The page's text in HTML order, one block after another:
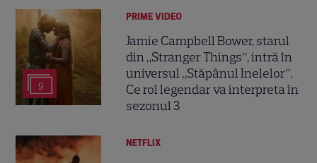
9
PRIME VIDEO
Jamie Campbell Bower, starul
din „Stranger Things”, intră în
universul „Stăpânul Inelelor”.
Ce rol legendar va interpreta în
sezonul 3
NETFLIX